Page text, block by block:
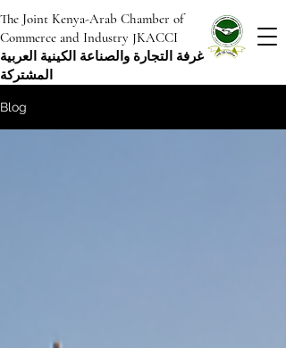
The Joint Kenya-Arab Chamber of
Commerce and Industry JKACCI
غرفة التجارة والصناعة الكينية العربية
المشتركة
Blog